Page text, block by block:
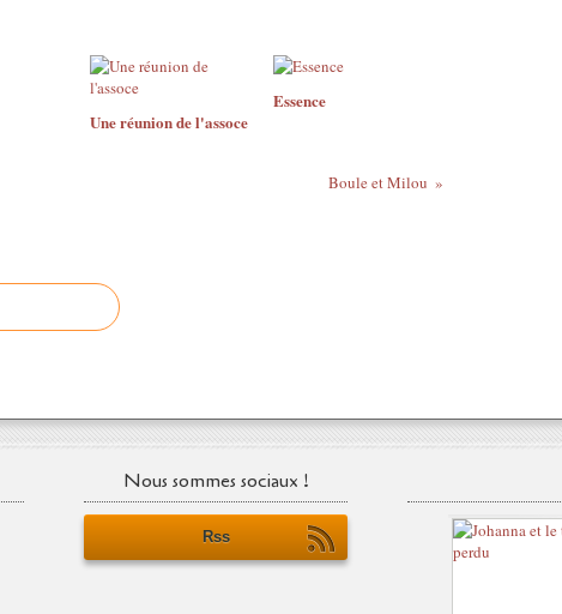
Une réunion de l'assoce
Essence
Boule et Milou
Nous sommes sociaux !
Rss